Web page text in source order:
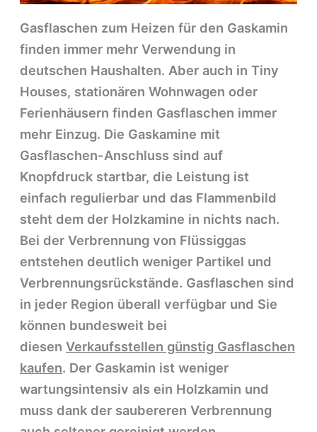
Gasflaschen zum Heizen für den Gaskamin
finden immer mehr Verwendung in
deutschen Haushalten. Aber auch in Tiny
Houses, stationären Wohnwagen oder
Ferienhäusern finden Gasflaschen immer
mehr Einzug. Die Gaskamine mit
Gasflaschen-Anschluss sind auf
Knopfdruck startbar, die Leistung ist
einfach regulierbar und das Flammenbild
steht dem der Holzkamine in nichts nach.
Bei der Verbrennung von Flüssiggas
entstehen deutlich weniger Partikel und
Verbrennungsrückstände. Gasflaschen sind
in jeder Region überall verfügbar und Sie
können bundesweit bei
diesenVerkaufsstellen günstig Gasflaschen
kaufen. Der Gaskamin ist weniger
wartungsintensiv als ein Holzkamin und
muss dank der saubereren Verbrennung